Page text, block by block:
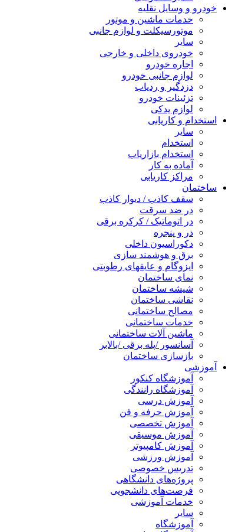
خودرو و وسایل نقلیه
خدمات ماشین و موتور
موتورسیکلت و لوازم جانبی
سایر
خودروی داخلی و خارجی
اجاره خودرو
لوازم جانبی خودرو
دزدگیر و ردیاب
تزئینات خودرو
لوازم یدکی
استخدام و کاریابی
سایر
استخدام
استخدام بازاریاب
آماده به کار
مراکز کاریابی
ساختمان
سقف کاذب / دیوار کاذب
در ضد سرقت
در اتوماتیک / کرکره برقی
در و پنجره
دکوراسیون داخلی
برق و هوشمند سازی
ایزوگام و عایقهای رطوبتی
نمای ساختمان
شیشه ساختمان
نقاشی ساختمان
مصالح ساختمانی
خدمات ساختمانی
ماشین آلات ساختمانی
آسانسور /پله برقی /بالابر
بازسازی ساختمان
آموزشی
آموزشگاه کنکور
آموزشگاه رانندگی
آموزش درسی
آموزش حرفه و فن
آموزش تخصصی
آموزش موسیقی
آموزش کامپیوتر
آموزش ورزشی
تدریس خصوصی
پروژه‌های دانشگاهی
فرصت‌های دانشجویی
خدمات آموزشی
سایر
آموزشگاه